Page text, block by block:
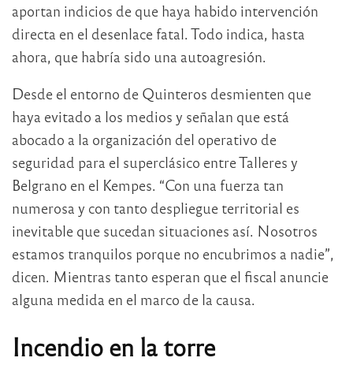
aportan indicios de que haya habido intervención
directa en el desenlace fatal. Todo indica, hasta
ahora, que habría sido una autoagresión.
Desde el entorno de Quinteros desmienten que
haya evitado a los medios y señalan que está
abocado a la organización del operativo de
seguridad para el superclásico entre Talleres y
Belgrano en el Kempes. “Con una fuerza tan
numerosa y con tanto despliegue territorial es
inevitable que sucedan situaciones así. Nosotros
estamos tranquilos porque no encubrimos a nadie”,
dicen. Mientras tanto esperan que el fiscal anuncie
alguna medida en el marco de la causa.
Incendio en la torre